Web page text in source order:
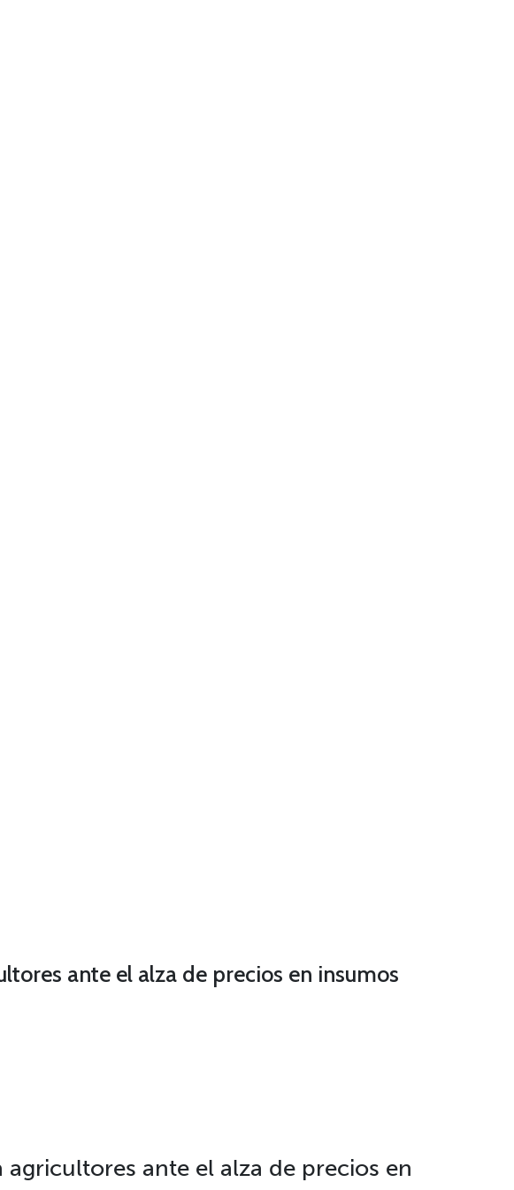
ante el alza de precios en insumos
ante el alza de precios en